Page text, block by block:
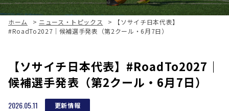
ホーム > ニュース・トピックス >
【ソサイチ日本代表】
#RoadTo2027｜候補選手発表（第2クール・6月7日）
【ソサイチ日本代表】#RoadTo2027｜
候補選手発表（第2クール・6月7日）
2026.05.11 更新情報